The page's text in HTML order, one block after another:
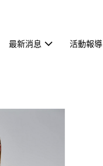
最新消息 活動報導